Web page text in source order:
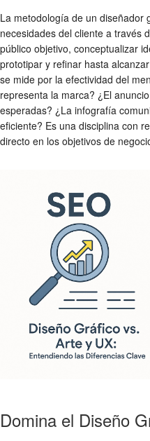
La metodología de un diseñador
necesidades del cliente a través
público objetivo, conceptualizar
prototipar y refinar hasta
se mide por la efectividad del
representa la marca? ¿El
esperadas? ¿La infografía
eficiente? Es una disciplina con
directo en los objetivos de
Domina el Diseño